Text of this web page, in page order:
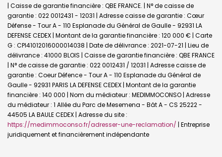
| Caisse de garantie financière : QBE FRANCE. | N° de caisse de
garantie : 022 0012431 - 12031 | Adresse caisse de garantie : Cœur
Défense - Tour A - 110 Esplanade du Général de Gaulle - 92931 LA
DEFENSE CEDEX | Montant de la garantie financière : 120 000 € | Carte
G : CPI41012016000014038 | Date de délivrance : 2021-07-21 | Lieu de
délivrance : 41000 BLOIS | Caisse de garantie financière : QBE FRANCE
| N° de caisse de garantie : 022 0012431 / 12031 | Adresse caisse de
garantie : Coeur Défence - Tour A - 110 Esplanade du Général de
Gaulle - 92931 PARIS LA DEFENSE CEDEX | Montant de la garantie
financière : 140 000 | Nom du médiateur : MEDIMMOCONSO | Adresse
du médiateur : 1 Allée du Parc de Mesemena - Bât A - CS 25222 -
44505 LA BAULE CEDEX | Adresse du site :
https://medimmoconso.fr/adresser-une-reclamation/ | Entreprise
juridiquement et financièrement indépendante